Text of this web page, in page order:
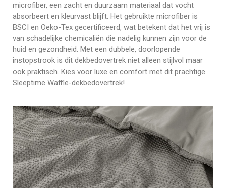
microfiber, een zacht en duurzaam materiaal dat vocht
absorbeert en kleurvast blijft. Het gebruikte microfiber is
BSCI en Oeko-Tex gecertificeerd, wat betekent dat het vrij is
van schadelijke chemicaliën die nadelig kunnen zijn voor de
huid en gezondheid. Met een dubbele, doorlopende
instopstrook is dit dekbedovertrek niet alleen stijlvol maar
ook praktisch. Kies voor luxe en comfort met dit prachtige
Sleeptime Waffle-dekbedovertrek!